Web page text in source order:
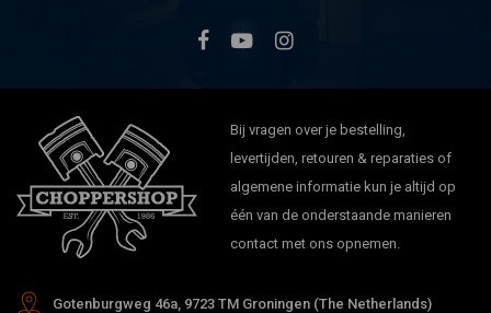
Bij vragen over je bestelling,
levertijden, retouren & reparaties of
algemene informatie kun je altijd op
één van de onderstaande manieren
contact met ons opnemen.
Gotenburgweg 46a, 9723 TM Groningen (The Netherlands)